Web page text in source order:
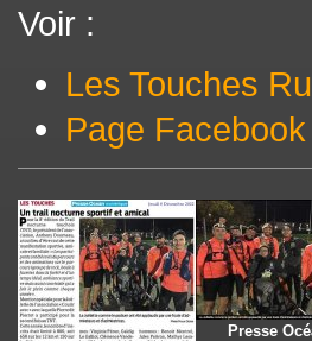
Voir :
Les Touches
Page Facebook
Presse